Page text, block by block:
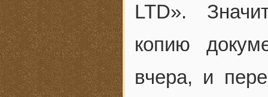
LTD».
копию
вчера, и